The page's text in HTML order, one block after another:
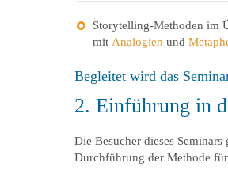
Storytelling-Methoden im
mit Analogien und
Begleitet wird das
2. Einführung in
Die Besucher dieses
Durchführung der Methode